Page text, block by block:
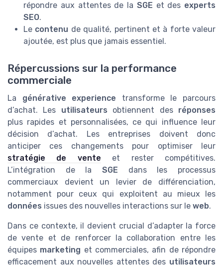
répondre aux attentes de la SGE et des experts
SEO.
Le contenu de qualité, pertinent et à forte valeur
ajoutée, est plus que jamais essentiel.
Répercussions sur la performance
commerciale
La générative experience transforme le parcours
d’achat. Les utilisateurs obtiennent des réponses
plus rapides et personnalisées, ce qui influence leur
décision d’achat. Les entreprises doivent donc
anticiper ces changements pour optimiser leur
stratégie de vente et rester compétitives.
L’intégration de la SGE dans les processus
commerciaux devient un levier de différenciation,
notamment pour ceux qui exploitent au mieux les
données issues des nouvelles interactions sur le web.
Dans ce contexte, il devient crucial d’adapter la force
de vente et de renforcer la collaboration entre les
équipes marketing et commerciales, afin de répondre
efficacement aux nouvelles attentes des utilisateurs